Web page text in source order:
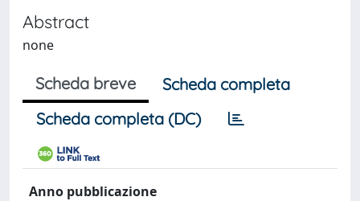
Abstract
none
Scheda breve
Scheda completa
Scheda completa (DC)
Anno pubblicazione